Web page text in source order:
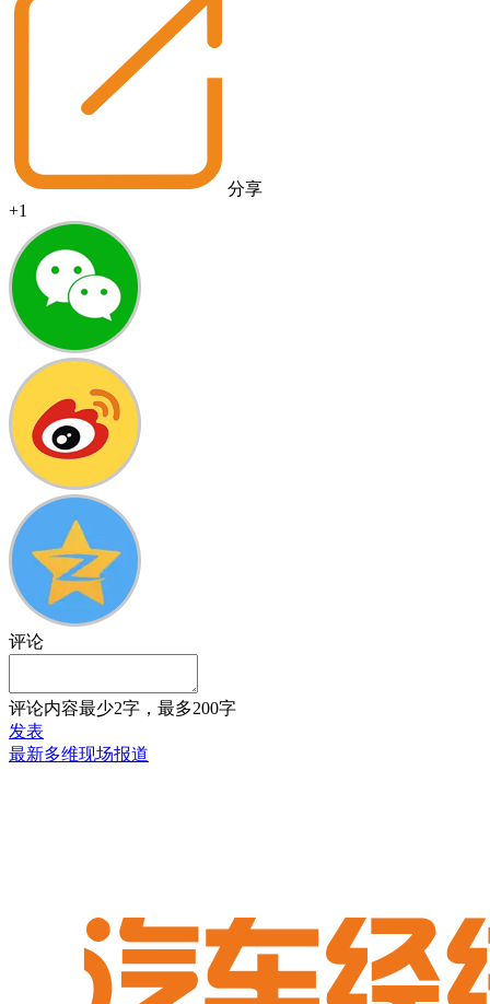
分享
+1
评论
评论内容最少2字，最多200字
发表
最新多维现场报道